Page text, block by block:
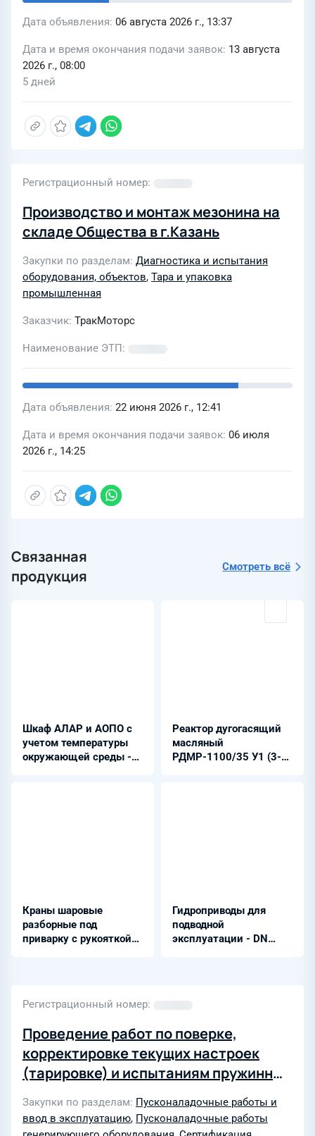
Дата объявления 06 августа 2026 г., 13:37
Дата и время окончания подачи заявок 13 августа
2026 г., 08:00
5 дней
Регистрационный номер
Производство и монтаж мезонина на
складе Общества в г.Казань
Закупки по разделам Диагностика и испытания
оборудования, объектов, Тара и упаковка
промышленная
Заказчик ТракМоторс
Наименование ЭТП
Дата объявления 22 июня 2026 г., 12:41
Дата и время окончания подачи заявок 06 июля
2026 г., 14:25
Связанная
продукция
Смотреть всё
Шкаф АЛАР и АОПО с
учетом температуры
окружающей среды -
Реактор дугогасящий
масляный
РДМР-1100/35 У1 (3-
Краны шаровые
разборные под
приварку с рукояткой
Гидроприводы для
подводной
эксплуатации - DN
Регистрационный номер
Проведение работ по поверке,
корректировке текущих настроек
(тарировке) и испытаниям пружинных
предохранительных клапанов для
ООО “ЗСМ “Волга Блок”
Закупки по разделам Пусконаладочные работы и
ввод в эксплуатацию, Пусконаладочные работы